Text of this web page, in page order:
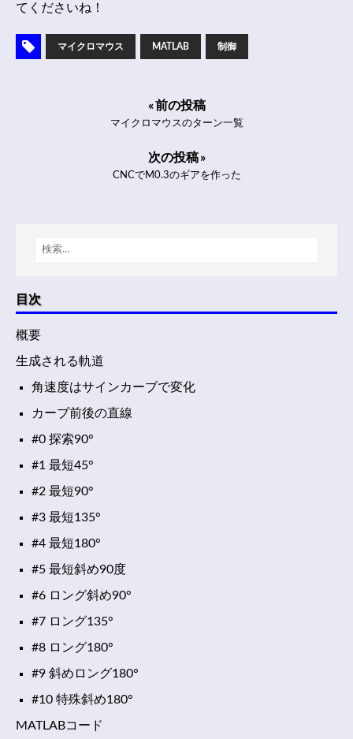
てくださいね！
マイクロマウス MATLAB 制御
« 前の投稿
マイクロマウスのターン一覧
次の投稿 »
CNCでM0.3のギアを作った
目次
概要
生成される軌道
角速度はサインカーブで変化
カーブ前後の直線
#0 探索90°
#1 最短45°
#2 最短90°
#3 最短135°
#4 最短180°
#5 最短斜め90度
#6 ロング斜め90°
#7 ロング135°
#8 ロング180°
#9 斜めロング180°
#10 特殊斜め180°
MATLABコード